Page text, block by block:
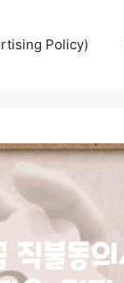
Policy)